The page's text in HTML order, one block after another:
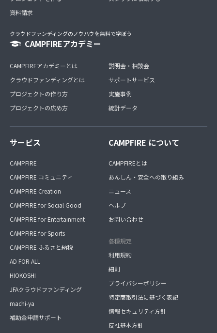
資料請求
クラウドファンディングのノウハウを無料で学ぼう
CAMPFIREアカデミー
CAMPFIREアカデミーとは
クラウドファンディングとは
プロジェクトの作り方
プロジェクトの広め方
説明会・相談会
サポートサービス
実施事例
統計データ
サービス
CAMPFIRE
CAMPFIRE コミュニティ
CAMPFIRE Creation
CAMPFIRE for Social Good
CAMPFIRE for Entertainment
CAMPFIRE for Sports
CAMPFIRE ふるさと納税
AD FOR ALL
HIOKOSHI
JFAクラウドファンディング
machi-ya
補助金申請サポート
CAMPFIRE について
CAMPFIREとは
あんしん・安全への取り組み
ニュース
ヘルプ
お問い合わせ
各種規定
利用規約
細則
プライバシーポリシー
特定商取引法に基づく表記
情報セキュリティ方針
反社基本方針